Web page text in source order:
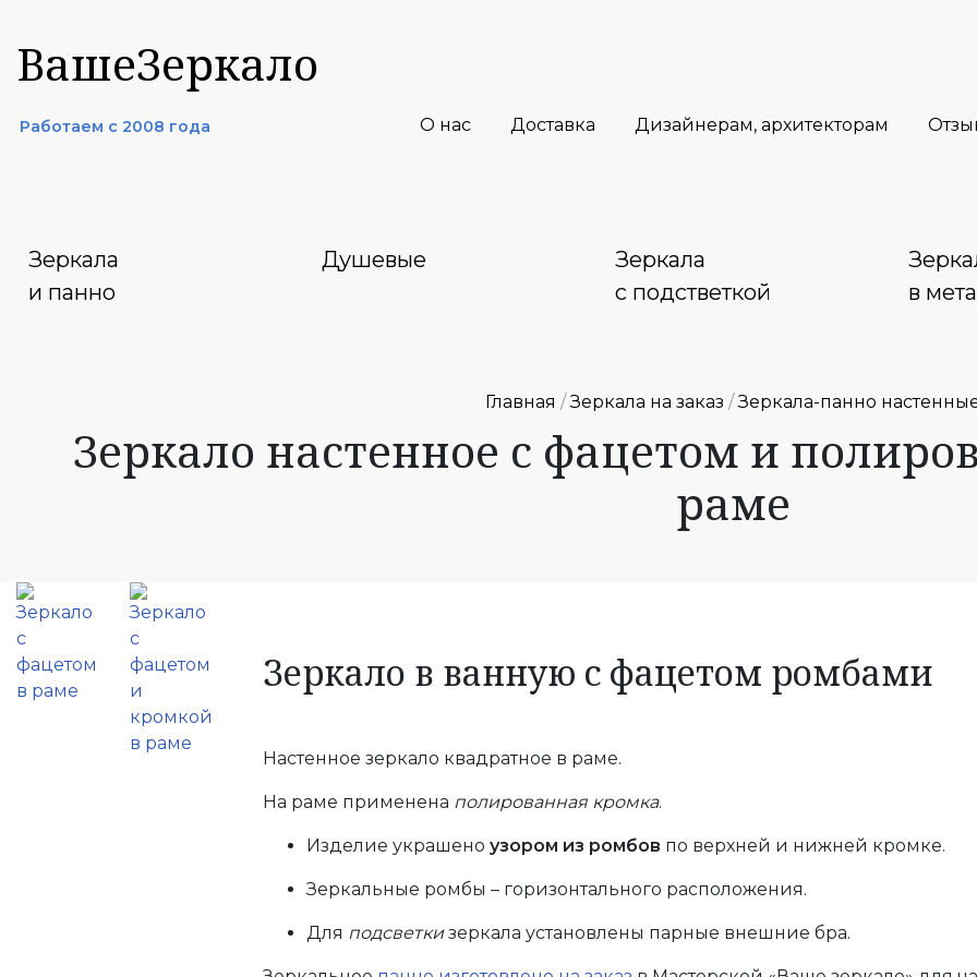
ВашеЗеркало
Работаем с 2008 года О нас Доставка Дизайнерам, архитекторам
Зеркала
и панно
Душевые
Зеркала
с подстветкой
в
Главная /Зеркала на заказ /Зеркала-панно
Зеркало настенное с фацетом и
раме
Зеркало в ванную с фацетом ромбами
Настенное зеркало квадратное в раме.
На раме применена полированная кромка.
Изделие украшено узором из ромбов по верхней и нижней кромке.
Зеркальные ромбы – горизонтального расположения.
Для подсветкизеркала установлены парные внешние бра.